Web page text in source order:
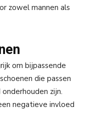
zowel mannen als
om bijpassende
die passen
zijn.
negatieve invloed